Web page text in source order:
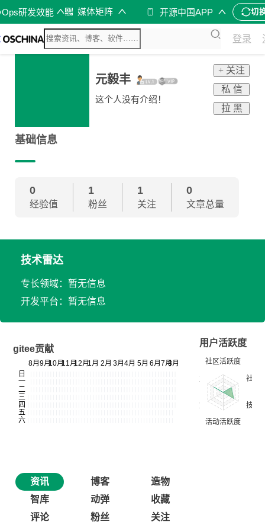
研发效能 媒体矩阵 开源中国APP 切
登录
元毅丰
这个人没有介绍！
+ 关注
私 信
拉 黑
基础信息
0
经验值
1
粉丝
1
关注
0
文章总量
技术雷达
专长领域：暂无信息
开发平台：暂无信息
gitee贡献
用户活跃度
资讯 博客
造物
智库
动弹
收藏
评论
粉丝 关注